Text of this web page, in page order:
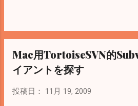
示する場合は
とで同期できること
ログ を参考に。
http://m.google.com/
をEnglish(US)に変更
期するカレンダーを
はきつくなってきた。普通に（お
古屋の ウェルビー（WELLBE） み
だけど東京では展開してないみたい
うなところがあると思うけど、大学
はなさそう（？） 普通にビジネス
るか、マンガ喫茶にするか迷い中。
Mac用TortoiseSVN的
イアントを探す
投稿日： 11月 19, 2009